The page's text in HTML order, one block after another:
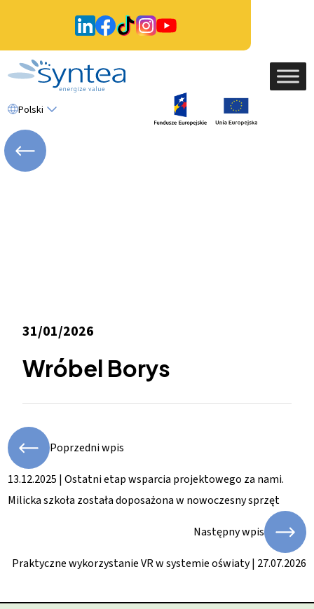
Polski
31/01/2026
Wróbel Borys
Poprzedni wpis
13.12.2025 | Ostatni etap wsparcia projektowego za nami.
Milicka szkoła została doposażona w nowoczesny sprzęt
Następny wpis
Praktyczne wykorzystanie VR w systemie oświaty | 27.07.2026